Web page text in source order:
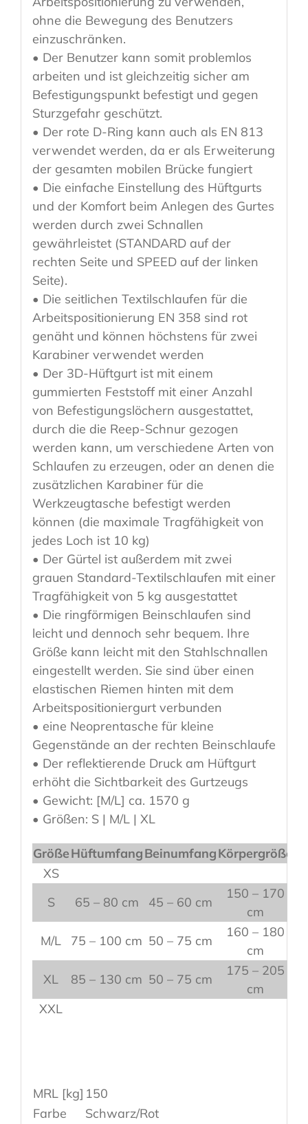
ohne die Bewegung des Benutzers
einzuschränken.
• Der Benutzer kann somit problemlos
arbeiten und ist gleichzeitig sicher am
Befestigungspunkt befestigt und gegen
Sturzgefahr geschützt.
• Der rote D-Ring kann auch als EN 813
verwendet werden, da er als Erweiterung
der gesamten mobilen Brücke fungiert
• Die einfache Einstellung des Hüftgurts
und der Komfort beim Anlegen des Gurtes
werden durch zwei Schnallen
gewährleistet (STANDARD auf der
rechten Seite und SPEED auf der linken
Seite).
• Die seitlichen Textilschlaufen für die
Arbeitspositionierung EN 358 sind rot
genäht und können höchstens für zwei
Karabiner verwendet werden
• Der 3D-Hüftgurt ist mit einem
gummierten Feststoff mit einer Anzahl
von Befestigungslöchern ausgestattet,
durch die die Reep-Schnur gezogen
werden kann, um verschiedene Arten von
Schlaufen zu erzeugen, oder an denen die
zusätzlichen Karabiner für die
Werkzeugtasche befestigt werden
können (die maximale Tragfähigkeit von
jedes Loch ist 10 kg)
• Der Gürtel ist außerdem mit zwei
grauen Standard-Textilschlaufen mit einer
Tragfähigkeit von 5 kg ausgestattet
• Die ringförmigen Beinschlaufen sind
leicht und dennoch sehr bequem. Ihre
Größe kann leicht mit den Stahlschnallen
eingestellt werden. Sie sind über einen
elastischen Riemen hinten mit dem
Arbeitspositioniergurt verbunden
• eine Neoprentasche für kleine
Gegenstände an der rechten Beinschlaufe
• Der reflektierende Druck am Hüftgurt
erhöht die Sichtbarkeit des Gurtzeugs
• Gewicht: [M/L] ca. 1570 g
• Größen: S | M/L | XL
GrößeHüftumfangBeinumfangKörpergröße
XS
S
65 – 80 cm 45 – 60 cm
150 – 170
cm
M/L
75 – 100 cm 50 – 75 cm
160 – 180
cm
XL
85 – 130 cm 50 – 75 cm
175 – 205
cm
XXL
MRL [kg] 150
Farbe
Schwarz/Rot